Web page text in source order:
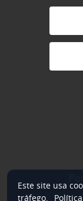
Este site usa
tráfego.